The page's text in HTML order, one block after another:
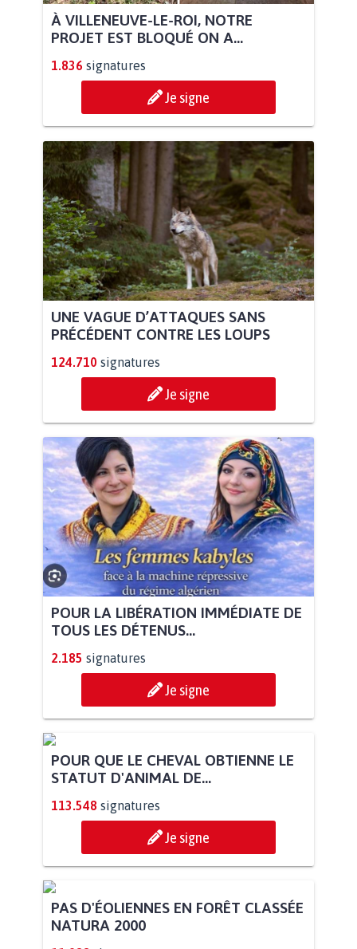
À VILLENEUVE-LE-ROI, NOTRE
PROJET EST BLOQUÉ ON A...
1.836 signatures
Je signe
UNE VAGUE D’ATTAQUES SANS
PRÉCÉDENT CONTRE LES LOUPS
124.710 signatures
Je signe
POUR LA LIBÉRATION IMMÉDIATE DE
TOUS LES DÉTENUS...
2.185 signatures
Je signe
POUR QUE LE CHEVAL OBTIENNE LE
STATUT D'ANIMAL DE...